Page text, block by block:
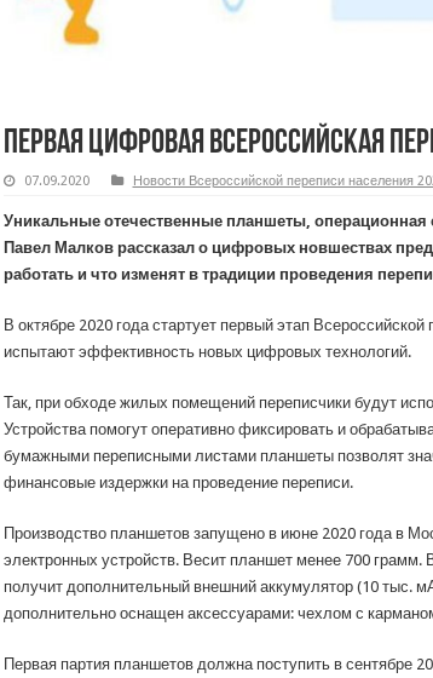
Первая цифровая всероссийская
07.09.2020 Новости Всероссийской переписи населения
Уникальные отечественные планшеты, операционная
Павел Малков рассказал о цифровых новшествах
работать и что изменят в традиции проведения
В октябре 2020 года стартует первый этап
испытают эффективность новых цифровых технологий.
Так, при обходе жилых помещений переписчики будут
Устройства помогут оперативно фиксировать и
бумажными переписными листами планшеты позволят
финансовые издержки на проведение переписи.
Производство планшетов запущено в июне 2020 года в
электронных устройств. Весит планшет менее 700
получит дополнительный внешний аккумулятор (10 тыс.
дополнительно оснащен аксессуарами: чехлом с
Первая партия планшетов должна поступить в сентябре